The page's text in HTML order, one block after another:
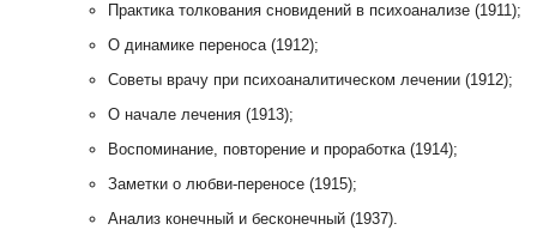
Практика толкования сновидений в психоанализе (1911);
О динамике переноса (1912);
Советы врачу при психоаналитическом лечении (1912);
О начале лечения (1913);
Воспоминание, повторение и проработка (1914);
Заметки о любви-переносе (1915);
Анализ конечный и бесконечный (1937).